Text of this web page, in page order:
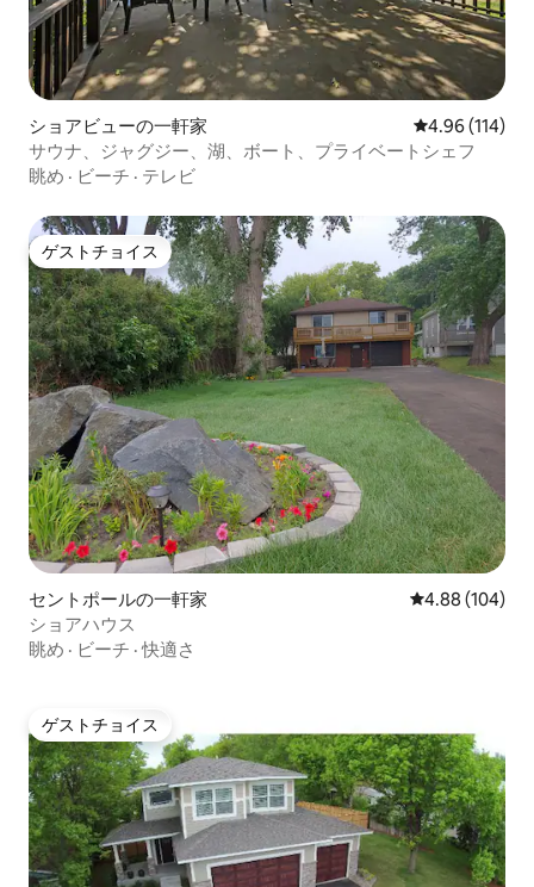
ショアビューの一軒家 レビュー114
4.96 (114)
サウナ、ジャグジー、湖、ボート、プライベートシェフ
眺め · ビーチ · テレビ
ゲストチョイス
ゲストチョイス
セントポールの一軒家 レビュー104
4.88 (104)
ショアハウス
眺め · ビーチ ·快適さ
ゲストチョイス
ゲストチョイス